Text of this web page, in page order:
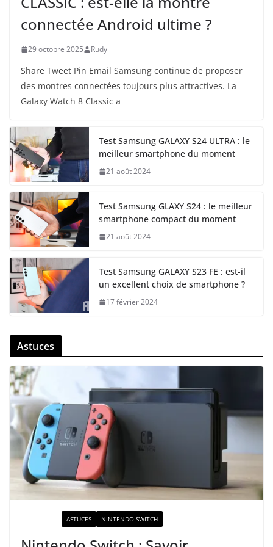
connectée Android ultime ?
29 octobre 2025 Rudy
Share Tweet Pin Email Samsung continue de proposer
des montres connectées toujours plus attractives. La
Galaxy Watch 8 Classic a
Test Samsung GALAXY S24 ULTRA : le
meilleur smartphone du moment
21 août 2024
Test Samsung GLAXY S24 : le meilleur
smartphone compact du moment
21 août 2024
Test Samsung GALAXY S23 FE : est-il
un excellent choix de smartphone ?
17 février 2024
Astuces
ASTUCES NINTENDO SWITCH